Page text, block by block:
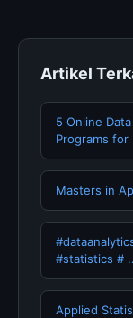
Artikel
5 Online
Programs for
Masters in
#statistics #
Applied